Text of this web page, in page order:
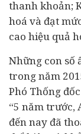
thanh khoản;
hoá và đạt
cao hiệu quả
Những con số
trong năm
Phó Thống
“5 năm trước,
đến nay đã